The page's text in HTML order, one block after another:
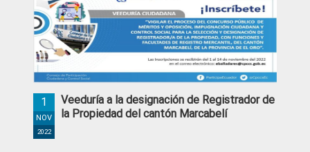
Control
Social
Veeduría a la designación de Registrador de
la Propiedad del cantón Marcabelí
1
NOV
2022